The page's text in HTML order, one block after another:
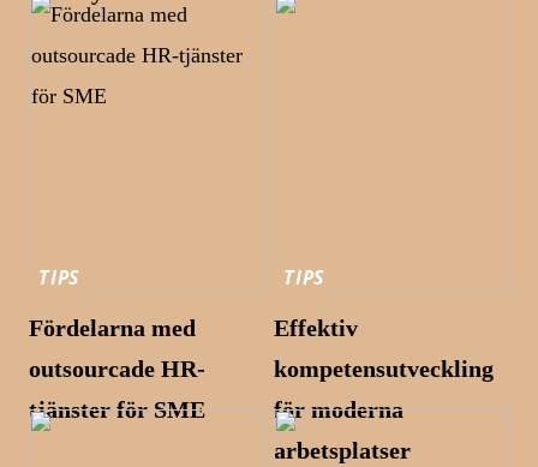
TIPS
Fördelarna med
outsourcade HR-
tjänster för SME
TIPS
Effektiv
kompetensutveckling
för moderna
arbetsplatser